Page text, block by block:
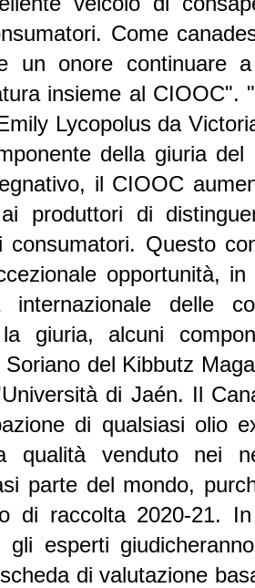
Come
un onore continuare a
insieme al CIOOC".
Lycopolus da
della giuria
il CIOOC
produttori di
Questo
opportunità,
internazionale delle
giuria, alcuni
Soriano del Kibbutz
di Jaén. Il
di qualsiasi olio
qualità venduto nei
parte del mondo,
di raccolta 2020-21.
gli esperti
di valutazione